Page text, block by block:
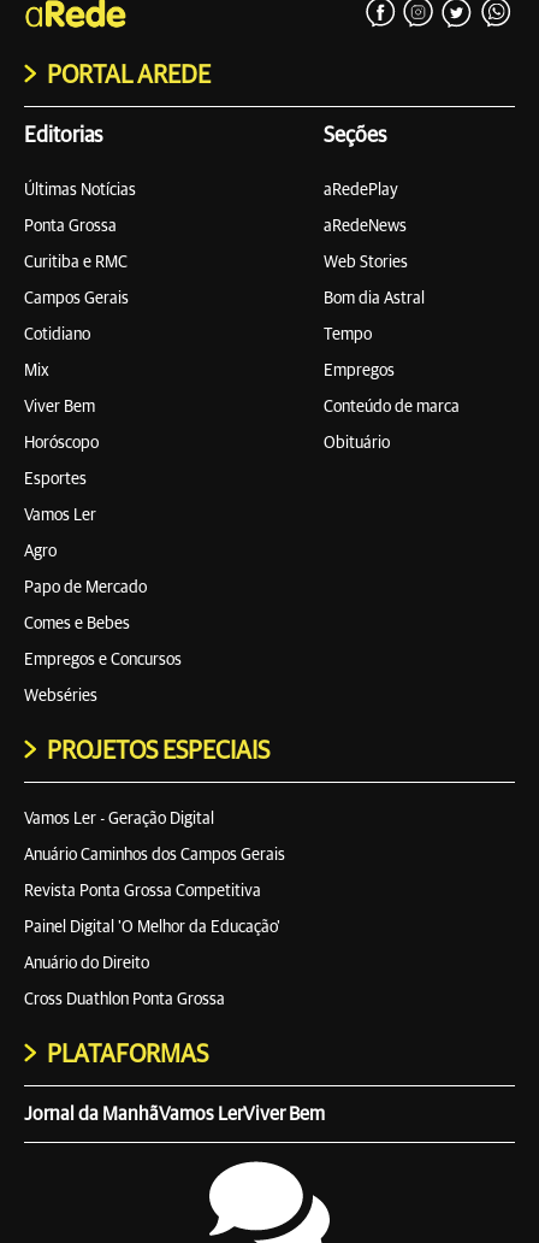
PORTAL AREDE
Editorias
Últimas Notícias
Ponta Grossa
Curitiba e RMC
Campos Gerais
Cotidiano
Mix
Viver Bem
Horóscopo
Esportes
Vamos Ler
Agro
Papo de Mercado
Comes e Bebes
Empregos e Concursos
Webséries
Seções
aRedePlay
aRedeNews
Web Stories
Bom dia Astral
Tempo
Empregos
Conteúdo de marca
Obituário
PROJETOS ESPECIAIS
Vamos Ler - Geração Digital
Anuário Caminhos dos Campos Gerais
Revista Ponta Grossa Competitiva
Painel Digital 'O Melhor da Educação'
Anuário do Direito
Cross Duathlon Ponta Grossa
PLATAFORMAS
Jornal da ManhãVamos LerViver Bem